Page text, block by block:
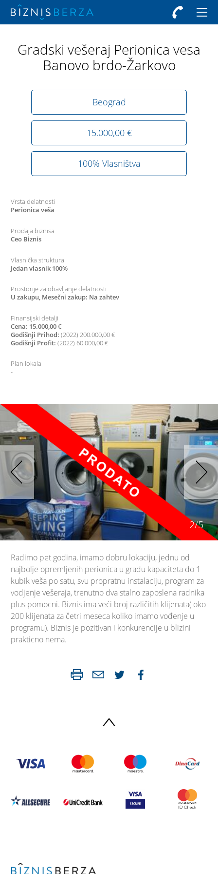
Gradski vešeraj Perionica vesa
Banovo brdo-Žarkovo
Beograd
15.000,00 €
100% Vlasništva
Vrsta delatnosti
Perionica veša
Prodaja biznisa
Ceo Biznis
Vlasnička struktura
Jedan vlasnik 100%
Prostorije za obavljanje delatnosti
U zakupu, Mesečni zakup: Na zahtev
Finansijski detalji
Cena: 15.000,00 €
Godišnji Prihod:(2022) 200.000,00 €
Godišnji Profit:(2022) 60.000,00 €
Plan lokala
-
2/5
Radimo pet godina, imamo dobru lokaciju, jednu od
najbolje opremljenih perionica u gradu kapaciteta do 1
kubik veša po satu, svu propratnu instalaciju, program za
vodjenje vešeraja, trenutno dva stalno zaposlena radnika
plus pomocni. Biznis ima veći broj različitih klijenata( oko
200 klijenata za četri meseca koliko imamo vođenje u
programu). Biznis je pozitivan i konkurencije u blizini
prakticno nema.